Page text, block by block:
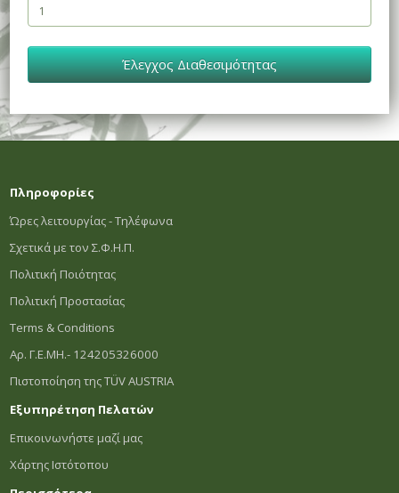
Έλεγχος Διαθεσιμότητας
Πληροφορίες
Ώρες λειτουργίας - Τηλέφωνα
Σχετικά με τον Σ.Φ.Η.Π.
Πολιτική Ποιότητας
Πολιτική Προστασίας
Terms & Conditions
Αρ. Γ.Ε.ΜΗ.- 124205326000
Πιστοποίηση της TÜV AUSTRIA
Εξυπηρέτηση Πελατών
Επικοινωνήστε μαζί μας
Χάρτης Ιστότοπου